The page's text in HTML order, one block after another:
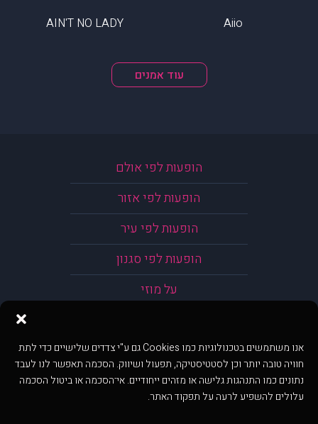
אנו משתמשים בטכנולוגיות כמו Cookies גם ע"י צדדים שלישיים כדי לתת
חוויה טובה יותר וכן לסטטיסטיקה, תפעול ושיווק. הסכמה תאפשר לנו לעבד
נתונים כמו התנהגות גלישה או מזהים ייחודיים. אי־הסכמה או ביטול הסכמה
עלולים להשפיע לרעה על תפקוד האתר.
Aiio
AIN'T NO LADY
עוד אמנים
הופעות לפי אולם
הופעות לפי אזור
הופעות לפי עיר
הופעות לפי סגנון
על מוזי